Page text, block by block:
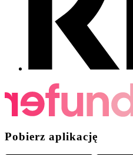
Pobierz aplikację